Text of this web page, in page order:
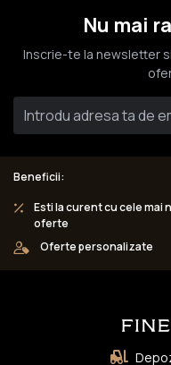
Nu mai
Inscrie-te la newsletter
Beneficii:
Esti la curent cu cele mai
oferte
Oferte personalizate